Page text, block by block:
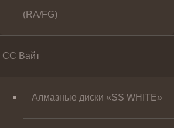
(RA/FG)
СС Вайт
Алмазные диски «SS WHITE»